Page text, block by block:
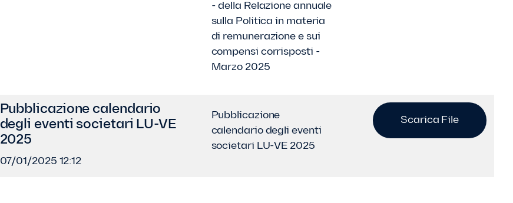
- della Relazione annuale
sulla Politica in materia
di remunerazione e sui
compensi corrisposti -
Marzo 2025
Pubblicazione calendario
degli eventi societari LU-VE
2025
07/01/2025 12:12
Pubblicazione
calendario degli eventi
societari LU-VE 2025
Scarica File